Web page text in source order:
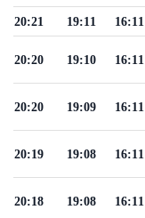
16:11
19:11
20:21
16:11
19:10
20:20
16:11
19:09
20:20
16:11
19:08
20:19
16:11
19:08
20:18